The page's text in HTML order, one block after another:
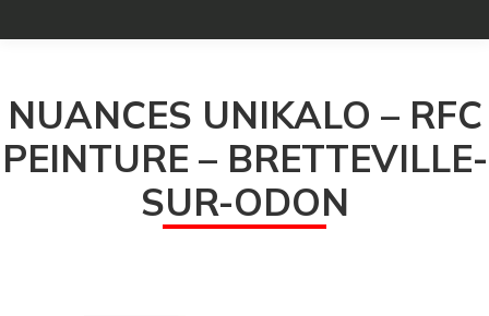
NUANCES UNIKALO – RFC
PEINTURE – BRETTEVILLE-
SUR-ODON